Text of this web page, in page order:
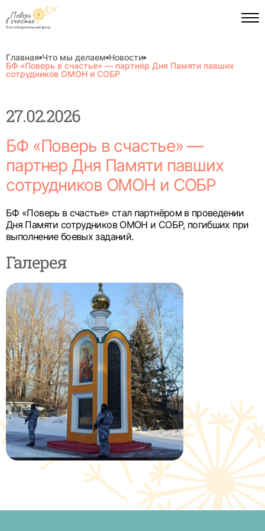
Главная Что мы делаем Новости
БФ «Поверь в счастье» — партнер Дня Памяти павших
сотрудников ОМОН и СОБР
27.02.2026
БФ «Поверь в счастье» —
партнер Дня Памяти павших
сотрудников ОМОН и СОБР
БФ «Поверь в счастье» стал партнёром в проведении
Дня Памяти сотрудников ОМОН и СОБР, погибших при
выполнение боевых заданий.
Галерея